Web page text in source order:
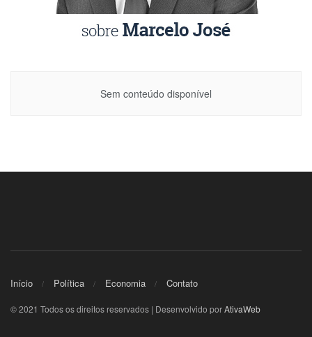
Sem conteúdo disponível
Início Política Economia Contato
© 2021 Todos os direitos reservados | Desenvolvido porAtivaWeb